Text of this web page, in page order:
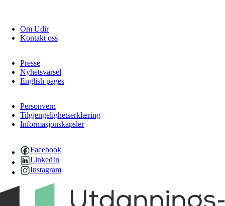
Om Udir
Kontakt oss
Presse
Nyhetsvarsel
English pages
Personvern
Tilgjengelighetserklæring
Informasjonskapsler
Facebook
LinkedIn
Instagram